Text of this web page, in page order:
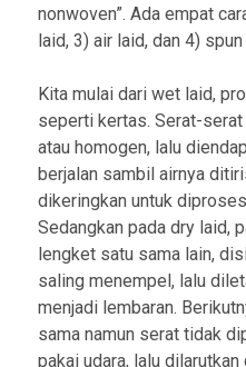
nonwoven”. Ada empat
laid, 3) air laid, dan 4) spun
Kita mulai dari wet laid,
seperti kertas. Serat-
atau homogen, lalu
berjalan sambil airnya
dikeringkan untuk
Sedangkan pada dry laid,
lengket satu sama lain,
saling menempel, lalu
menjadi lembaran.
sama namun serat tidak
pakai udara, lalu